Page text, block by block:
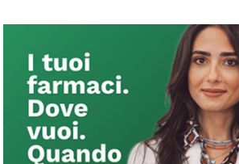
Sidebar